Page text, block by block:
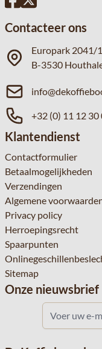
Contacteer ons
Europark 2041/1
B-3530
+32 (0) 11 12 30
Klantendienst
Contactformulier
Betaalmogelijkheden
Verzendingen
Algemene
Privacy policy
Herroepingsrecht
Spaarpunten
Sitemap
Onze nieuwsbrief